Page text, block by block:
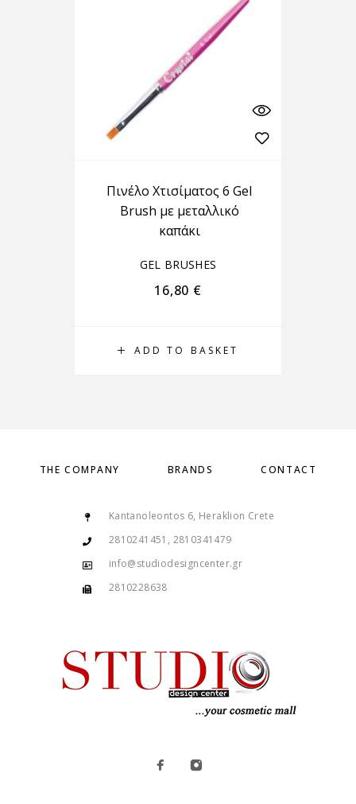
ADD TO BASKET
Πινέλο Χτισίματος 6 Gel
Brush με μεταλλικό
καπάκι
GEL BRUSHES
16,80 €
THE COMPANY BRANDS CONTACT
Kantanoleontos 6, Heraklion Crete
2810241451, 2810341479
info@studiodesigncenter.gr
2810228638